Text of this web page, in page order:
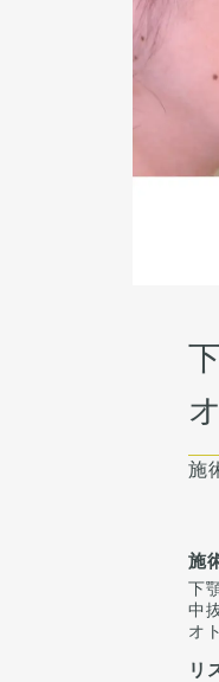
施
施
下
中
オ
リ